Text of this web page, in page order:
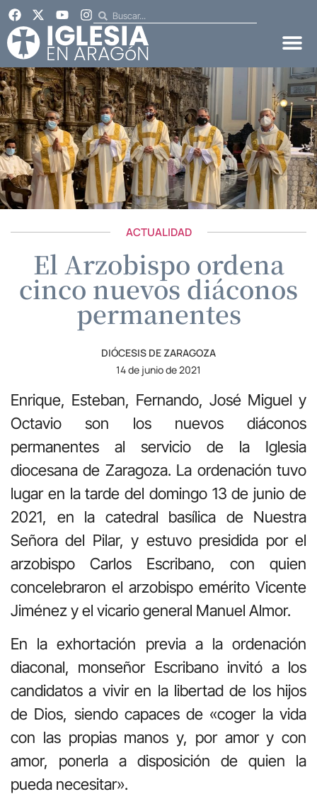
ACTUALIDAD
El Arzobispo ordena
cinco nuevos diáconos
permanentes
DIÓCESIS DE ZARAGOZA
14 de junio de 2021
Enrique, Esteban, Fernando, José Miguel y
Octavio son los nuevos diáconos
permanentes al servicio de la Iglesia
diocesana de Zaragoza. La ordenación tuvo
lugar en la tarde del domingo 13 de junio de
2021, en la catedral basílica de Nuestra
Señora del Pilar, y estuvo presidida por el
arzobispo Carlos Escribano, con quien
concelebraron el arzobispo emérito Vicente
Jiménez y el vicario general Manuel Almor.
En la exhortación previa a la ordenación
diaconal, monseñor Escribano invitó a los
candidatos a vivir en la libertad de los hijos
de Dios, siendo capaces de «coger la vida
con las propias manos y, por amor y con
amor, ponerla a disposición de quien la
pueda necesitar».